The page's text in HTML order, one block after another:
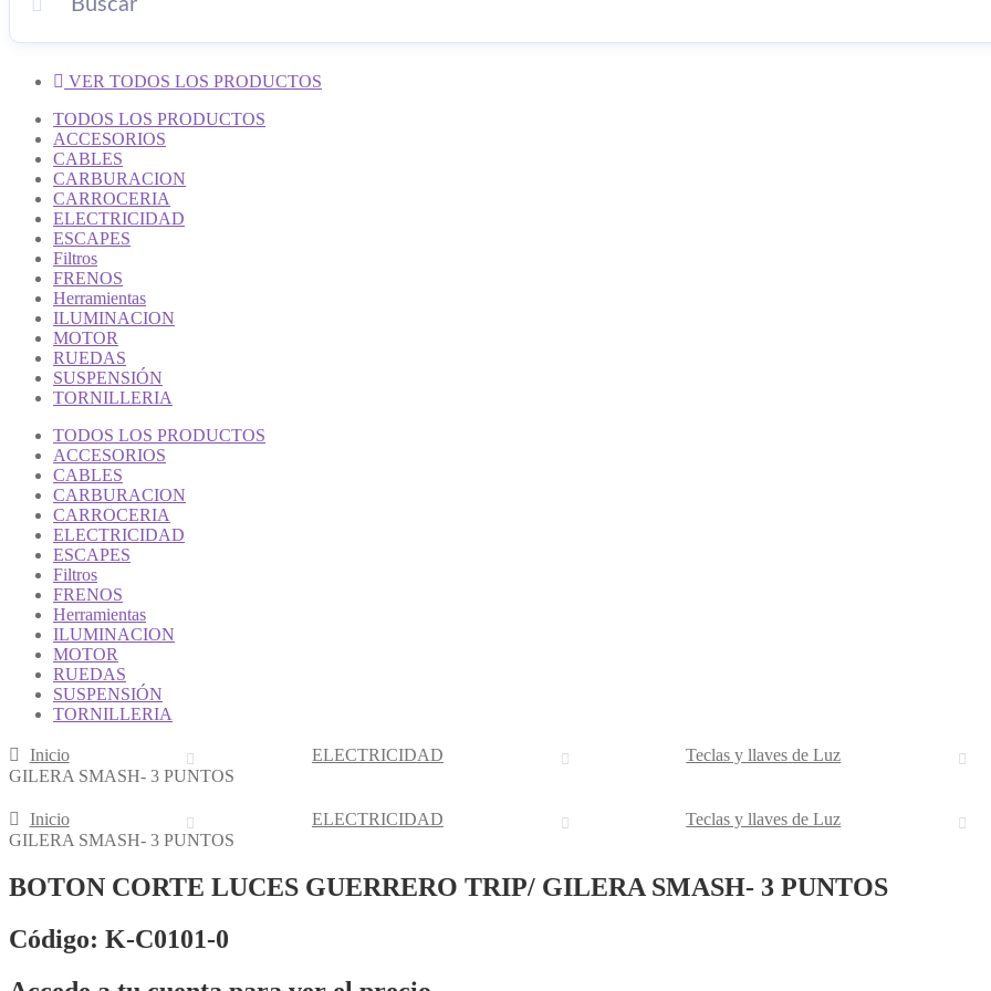
VER TODOS LOS PRODUCTOS
TODOS LOS PRODUCTOS
ACCESORIOS
CABLES
CARBURACION
CARROCERIA
ELECTRICIDAD
ESCAPES
Filtros
FRENOS
Herramientas
ILUMINACION
MOTOR
RUEDAS
SUSPENSIÓN
TORNILLERIA
TODOS LOS PRODUCTOS
ACCESORIOS
CABLES
CARBURACION
CARROCERIA
ELECTRICIDAD
ESCAPES
Filtros
FRENOS
Herramientas
ILUMINACION
MOTOR
RUEDAS
SUSPENSIÓN
TORNILLERIA
Inicio ELECTRICIDAD Teclas y llaves de Luz
GILERA SMASH- 3 PUNTOS
Inicio ELECTRICIDAD Teclas y llaves de Luz
GILERA SMASH- 3 PUNTOS
BOTON CORTE LUCES GUERRERO TRIP/ GILERA SMASH- 3 PUNTOS
Código: K-C0101-0